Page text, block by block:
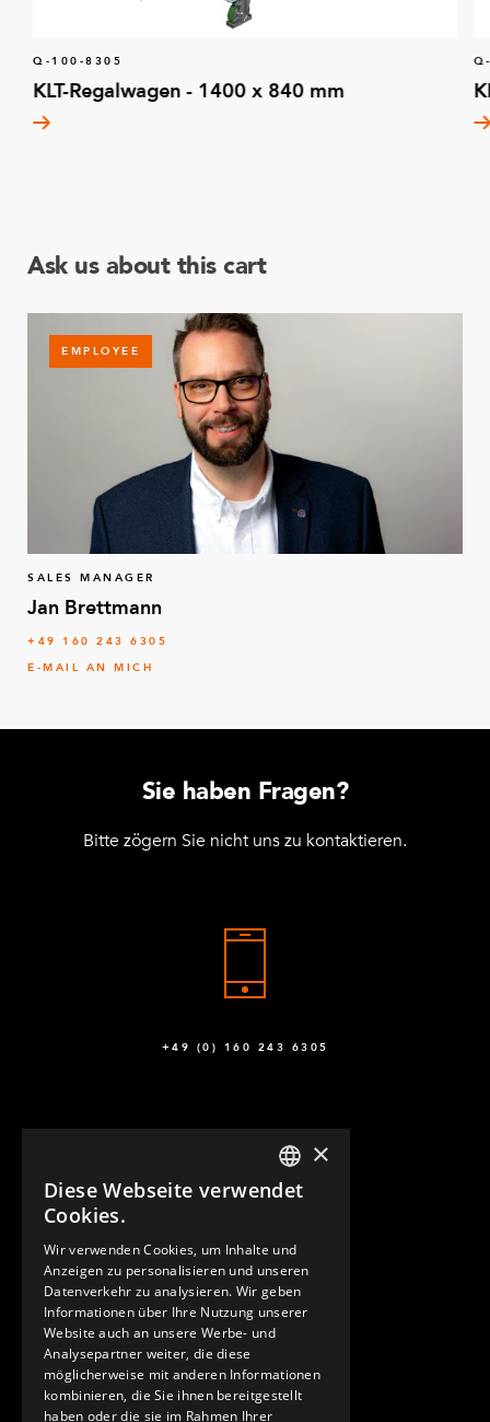
Q-100-8305
KLT-Regalwagen - 1400 x 840 mm
Ask us about this cart
EMPLOYEE
SALES MANAGER
Jan Brettmann
+49 160 243 6305
E-MAIL AN MICH
Sie haben Fragen?
Bitte zögern Sie nicht uns zu kontaktieren.
+49 (0) 160 243 6305
KONTAKT
ENGLISH
×
Diese Webseite verwendet
Cookies.
Wir verwenden Cookies, um Inhalte und
Anzeigen zu personalisieren und unseren
Datenverkehr zu analysieren. Wir geben
Informationen über Ihre Nutzung unserer
Website auch an unsere Werbe- und
Analysepartner weiter, die diese
möglicherweise mit anderen Informationen
kombinieren, die Sie ihnen bereitgestellt
haben oder die sie im Rahmen Ihrer